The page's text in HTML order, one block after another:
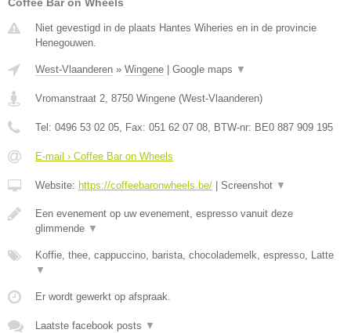
Niet gevestigd in de plaats Hantes Wiheries en in de provincie
Henegouwen.
West-Vlaanderen » Wingene | Google maps ▼
Vromanstraat 2 8750 Wingene (West-Vlaanderen)
Tel: 0496 53 02 05 , Fax: 051 62 07 08 , BTW-nr: BE0 887 909 195
E-mail › Coffee Bar on Wheels
Website: https://coffeebaronwheels.be/ | Screenshot ▼
Een evenement op uw evenement, espresso vanuit deze
glimmende ▼
Koffie, thee, cappuccino, barista, chocolademelk, espresso, Latte
▼
Er wordt gewerkt op afspraak.
Laatste facebook posts ▼